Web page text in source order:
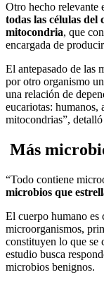
Otro hecho relevante
todas las células del
mitocondria, que
encargada de
El antepasado de las
por otro organismo
una relación de
eucariotas: humanos,
mitocondrias”,
Más
“Todo contiene
microbios que
El cuerpo humano es
microorganismos,
constituyen lo que se
estudio busca
microbios benignos.